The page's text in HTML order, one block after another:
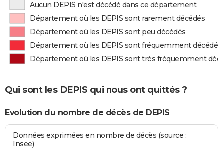
Aucun DEPIS n'est décédé dans ce département
Département où les DEPIS sont rarement décédés
Département où les DEPIS sont peu décédés
Département où les DEPIS sont fréquemment décédés
Département où les DEPIS sont très fréquemment
Qui sont les DEPIS qui nous ont quittés ?
Evolution du nombre de décès de DEPIS
Données exprimées en nombre de décès (source :
Insee)